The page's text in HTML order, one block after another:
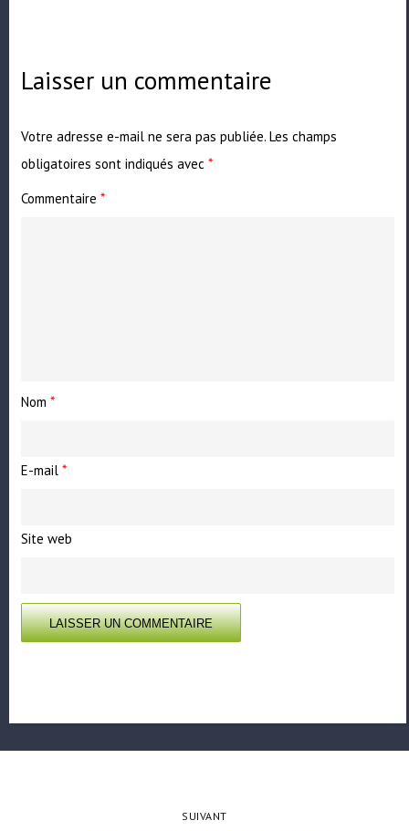
Laisser un commentaire
Votre adresse e-mail ne sera pas publiée. Les champs
obligatoires sont indiqués avec*
Commentaire*
Nom*
E-mail*
Site web
SUIVANT